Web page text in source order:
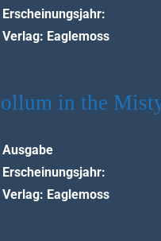
Erscheinungsjahr:
Verlag: Eaglemoss
in the
Ausgabe
Erscheinungsjahr:
Verlag: Eaglemoss